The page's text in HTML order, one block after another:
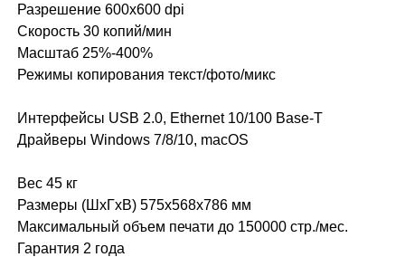
Разрешение 600x600 dpi
Скорость 30 копий/мин
Масштаб 25%-400%
Режимы копирования текст/фото/микс
Интерфейсы USB 2.0, Ethernet 10/100 Base-T
Драйверы Windows 7/8/10, macOS
Вес 45 кг
Размеры (ШхГхВ) 575х568х786 мм
Максимальный объем печати до 150000 стр./мес.
Гарантия 2 года